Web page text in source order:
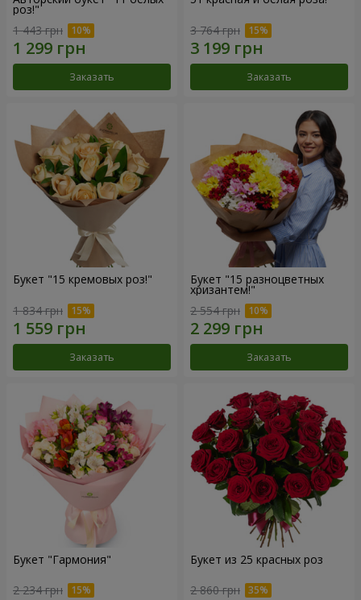
роз!"
1 443 грн
Заказать
3 764 грн
Заказать
Букет "15 кремовых роз!"
1 834 грн
Заказать
Букет "15 разноцветных
хризантем!"
2 554 грн
Заказать
Букет "Гармония"
2 234 грн
Букет из 25 красных роз
2 860 грн